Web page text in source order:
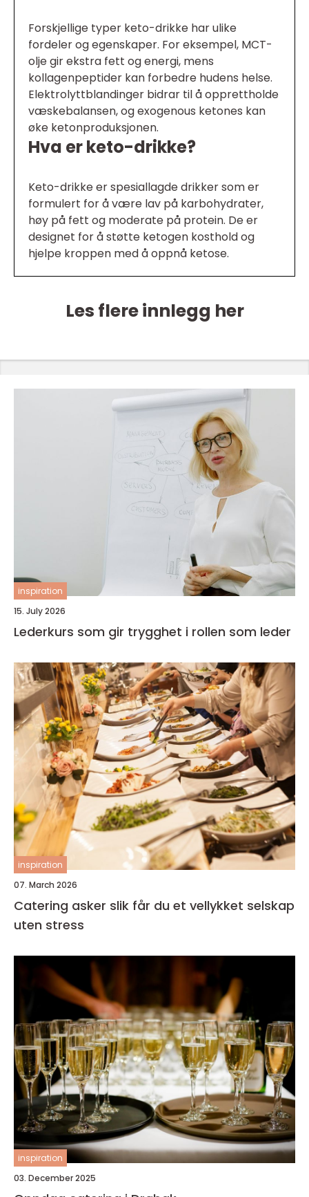
Forskjellige typer keto-drikke har ulike
fordeler og egenskaper. For eksempel, MCT-
olje gir ekstra fett og energi, mens
kollagenpeptider kan forbedre hudens helse.
Elektrolyttblandinger bidrar til å opprettholde
væskebalansen, og exogenous ketones kan
øke ketonproduksjonen.
Hva er keto-drikke?
Keto-drikke er spesiallagde drikker som er
formulert for å være lav på karbohydrater,
høy på fett og moderate på protein. De er
designet for å støtte ketogen kosthold og
hjelpe kroppen med å oppnå ketose.
Les flere innlegg her
inspiration
15. July 2026
Lederkurs som gir trygghet i rollen som leder
inspiration
07. March 2026
Catering asker slik får du et vellykket selskap
uten stress
inspiration
03. December 2025